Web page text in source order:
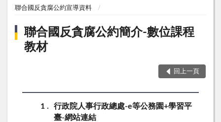
聯合國反貪腐公約宣導資料
聯合國反貪腐公約簡介-數位課程
教材
回上一頁
1
行政院人事行政總處-e等公務園+學習平
臺-網站連結